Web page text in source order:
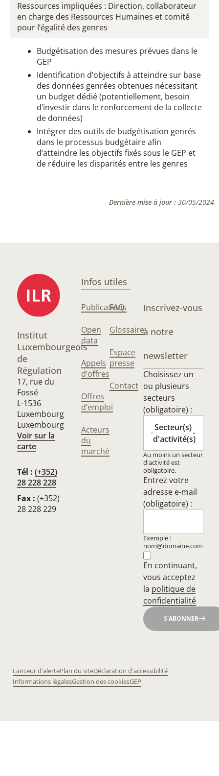
Ressources impliquées : Direction, collaborateur
en charge des Ressources Humaines et comité
pour l’égalité des genres
Budgétisation des mesures prévues dans le
GEP
Identification d’objectifs à atteindre sur base
des données genrées obtenues nécessitant
un budget dédié (potentiellement, besoin
d’investir dans le renforcement de la collecte
de données)
Intégrer des outils de budgétisation genrés
dans le processus budgétaire afin
d’atteindre les objectifs fixés sous le GEP et
de réduire les disparités entre les genres
Dernière mise à jour : 30/05/2024
Institut
Luxembourgeois
de
Régulation
17, rue du
Fossé
L-1536
Luxembourg
Luxembourg
Voir sur la
carte
Tél : (+352)
28 228 228
Fax : (+352)
28 228 229
Infos utiles
Publications
Open
data
Appels
d’offres
Offres
d’emploi
Acteurs
du
marché
FAQ
Glossaire
Espace
presse
Contact
Inscrivez-vous
à notre
newsletter
Choisissez un
ou plusieurs
secteurs
(obligatoire) :
Secteur(s)
d'activité(s)
Au moins un secteur
d'activité est
obligatoire.
Entrez votre
adresse e-mail
(obligatoire) :
Exemple :
nom@domaine.com
En continuant,
vous acceptez
la politique de
confidentialité
S'ABONNER
Lanceur d'alertePlan du siteDéclaration d'accessibilité
Informations légalesGestion des cookiesGEP